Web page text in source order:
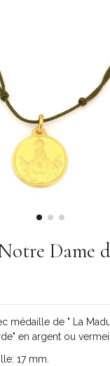
Dame
médaille de " La
en argent ou vermeil.
17 mm.